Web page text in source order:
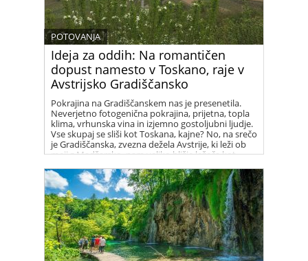
Ideja za oddih: Na romantičen
dopust namesto v Toskano, raje v
Avstrijsko Gradiščansko
POTOVANJA
Pokrajina na Gradiščanskem nas je presenetila.
Neverjetno fotogenična pokrajina, prijetna, topla
klima, vrhunska vina in izjemno gostoljubni ljudje.
Vse skupaj se sliši kot Toskana, kajne? No, na srečo
je Gradiščanska, zvezna dežela Avstrije, ki leži ob
meji z Madžarsko, nam veliko bližje ležeča kot